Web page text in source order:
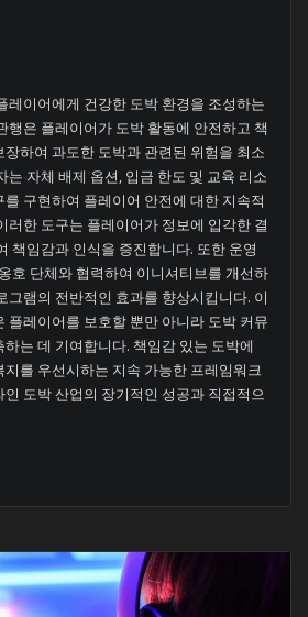
레이어에게 건강한 도박 환경을 조성하는
행은 플레이어가 도박 활동에 안전하고 책
하여 과도한 도박과 관련된 위험을 최소
는 자체 배제 옵션, 입금 한도 및 교육 리소
구현하여 플레이어 안전에 대한 지속적
러한 도구는 플레이어가 정보에 입각한 결
책임감과 인식을 증진합니다. 또한 운영
호 단체와 협력하여 이니셔티브를 개선하
그램의 전반적인 효과를 향상시킵니다. 이
플레이어를 보호할 뿐만 아니라 도박 커뮤
는 데 기여합니다. 책임감 있는 도박에
를 우선시하는 지속 가능한 프레임워크
도박 산업의 장기적인 성공과 직접적으